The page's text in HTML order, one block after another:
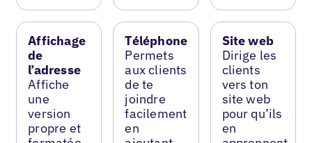
Affichage
de
l’adresse
Affiche
une
version
propre et
Téléphone
Permets
aux clients
de te
joindre
facilement
en
Site web
Dirige les
clients
vers ton
site web
pour qu’ils
en